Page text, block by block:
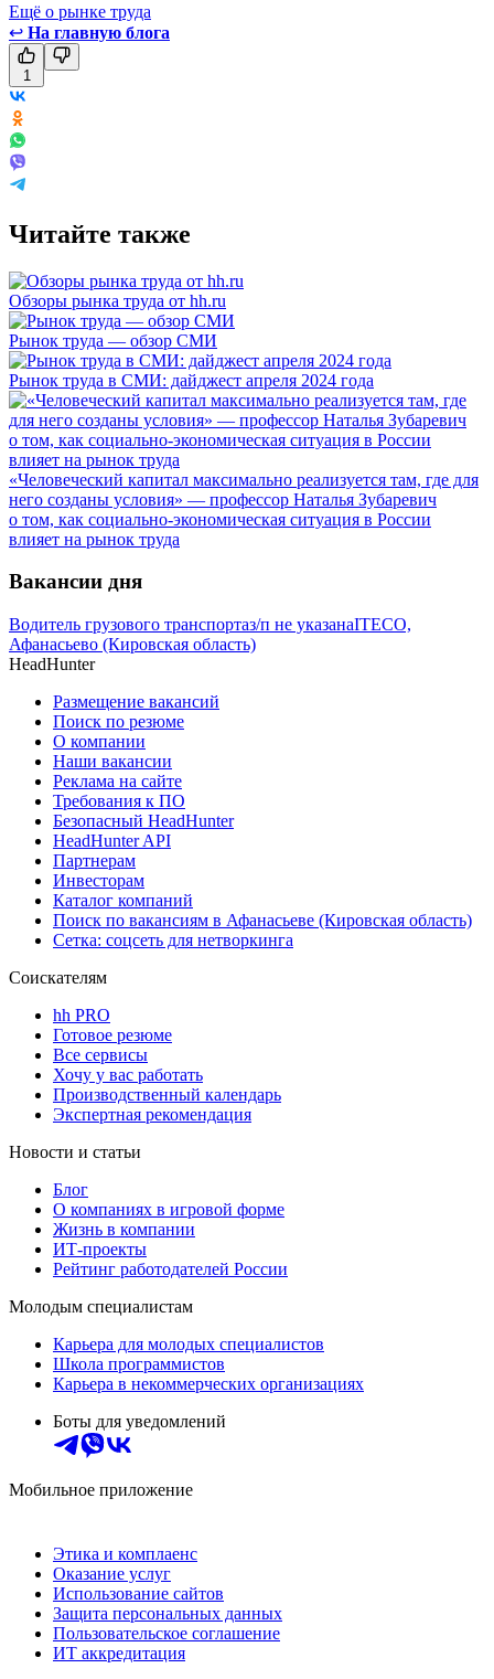
Ещё о рынке труда
↩ На главную блога
1
Читайте также
Обзоры рынка труда от hh.ru
Рынок труда — обзор СМИ
Рынок труда в СМИ: дайджест апреля 2024 года
«Человеческий капитал максимально реализуется там, где для
него созданы условия» — профессор Наталья Зубаревич
о том, как социально-экономическая ситуация в России
влияет на рынок труда
Вакансии дня
Водитель грузового транспортаз/п не указанаITECO,
Афанасьево (Кировская область)
HeadHunter
Размещение вакансий
Поиск по резюме
О компании
Наши вакансии
Реклама на сайте
Требования к ПО
Безопасный HeadHunter
HeadHunter API
Партнерам
Инвесторам
Каталог компаний
Поиск по вакансиям в Афанасьеве (Кировская область)
Сетка: соцсеть для нетворкинга
Соискателям
hh PRO
Готовое резюме
Все сервисы
Хочу у вас работать
Производственный календарь
Экспертная рекомендация
Новости и статьи
Блог
О компаниях в игровой форме
Жизнь в компании
ИТ-проекты
Рейтинг работодателей России
Молодым специалистам
Карьера для молодых специалистов
Школа программистов
Карьера в некоммерческих организациях
Боты для уведомлений
Мобильное приложение
Этика и комплаенс
Оказание услуг
Использование сайтов
Защита персональных данных
Пользовательское соглашение
ИТ аккредитация